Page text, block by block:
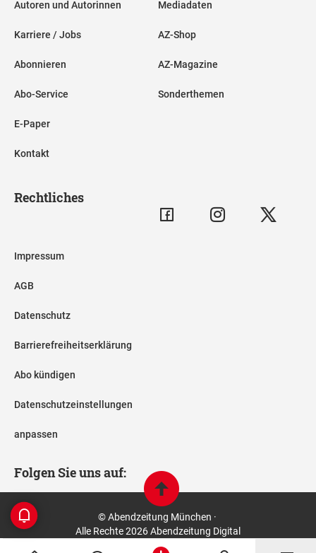
Autoren und Autorinnen
Karriere / Jobs
Abonnieren
Abo-Service
E-Paper
Kontakt
Mediadaten
AZ-Shop
AZ-Magazine
Sonderthemen
Rechtliches
Impressum
AGB
Datenschutz
Barrierefreiheitserklärung
Abo kündigen
Datenschutzeinstellungen
anpassen
Folgen Sie uns auf:
© Abendzeitung München ·
Alle Rechte 2026 Abendzeitung Digital